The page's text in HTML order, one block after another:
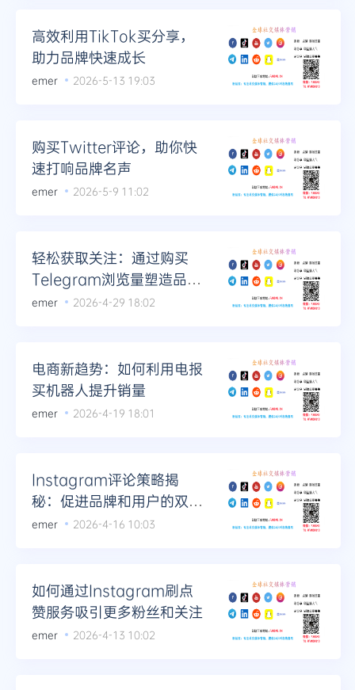
高效利用TikTok买分享，
助力品牌快速成长
emer 2026-5-13 19:03
购买Twitter评论，助你快
速打响品牌名声
emer 2026-5-9 11:02
轻松获取关注：通过购买
Telegram浏览量塑造品牌
形象
emer 2026-4-29 18:02
电商新趋势：如何利用电报
买机器人提升销量
emer 2026-4-19 18:01
Instagram评论策略揭
秘：促进品牌和用户的双向
互动
emer 2026-4-16 10:03
如何通过Instagram刷点
赞服务吸引更多粉丝和关注
emer 2026-4-13 10:02